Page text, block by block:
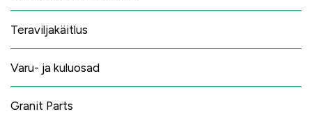
Teraviljakäitlus
Varu- ja kuluosad
Granit Parts